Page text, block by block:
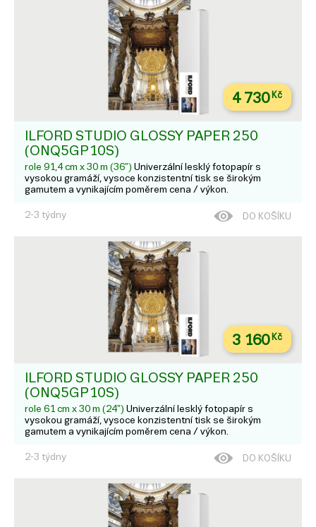
4 730Kč
ILFORD STUDIO GLOSSY PAPER 250
(ONQ5GP10S)
role 91,4 cm x 30 m (36") Univerzální lesklý fotopapír s
vysokou gramáží, vysoce konzistentní tisk se širokým
gamutem a vynikajícím poměrem cena / výkon.
2-3 týdny DO KOŠÍKU
3 160Kč
ILFORD STUDIO GLOSSY PAPER 250
(ONQ5GP10S)
role 61 cm x 30 m (24") Univerzální lesklý fotopapír s
vysokou gramáží, vysoce konzistentní tisk se širokým
gamutem a vynikajícím poměrem cena / výkon.
2-3 týdny DO KOŠÍKU